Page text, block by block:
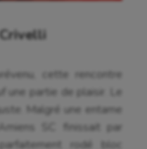
cette rencontre
une partie de plaisir. Le
Malgré une entame
SC finissait par
rodé bloc